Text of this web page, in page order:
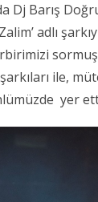
Dj Barış
adlı
ile,
yer